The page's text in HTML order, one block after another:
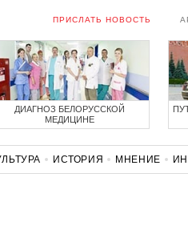
ПРИСЛАТЬ НОВОСТЬ
ДИАГНОЗ БЕЛОРУССКОЙ
МЕДИЦИНЕ
ИСТОРИЯ МНЕНИЕ